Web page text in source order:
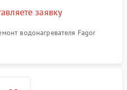
заявку
водонагревателя Fagor